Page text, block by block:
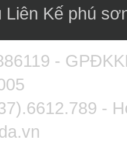
Kế phú
-
-